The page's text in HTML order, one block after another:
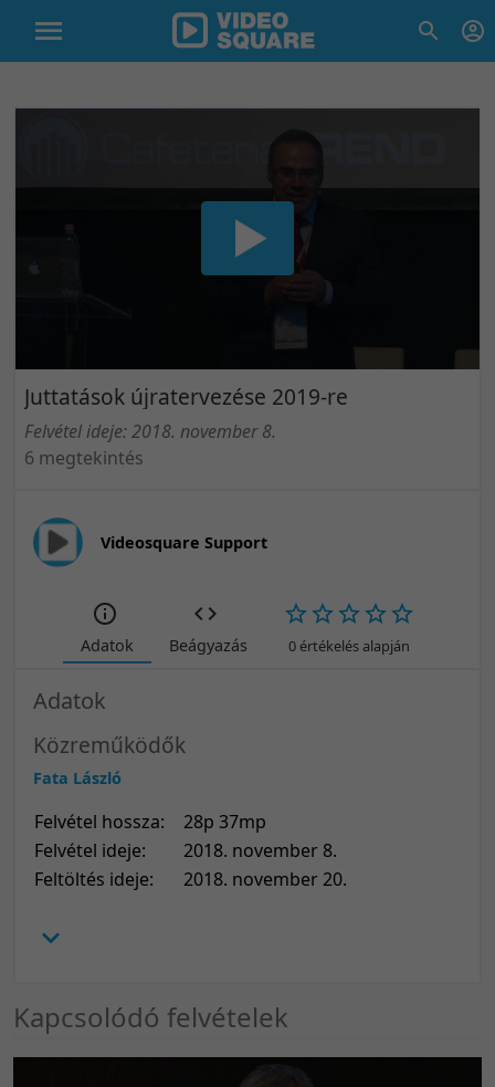
Juttatások újratervezése 2019-re
Felvétel ideje: 2018. november 8.
6 megtekintés
Videosquare Support
Adatok Beágyazás 0 értékelés alapján
Adatok
Közreműködők
Fata László
Felvétel hossza:
28p 37mp
Felvétel ideje:
2018. november 8.
Feltöltés ideje:
2018. november 20.
Kapcsolódó felvételek